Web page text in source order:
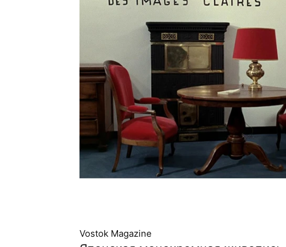
Vostok Magazine